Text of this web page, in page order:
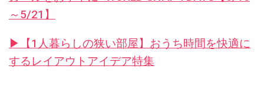
～5/21】
▶︎【1人暮らしの狭い部屋】おうち時間を快適に
するレイアウトアイデア特集